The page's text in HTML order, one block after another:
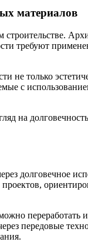
материалов
требуют
не только
с
на
долговечное
переработать
передовые